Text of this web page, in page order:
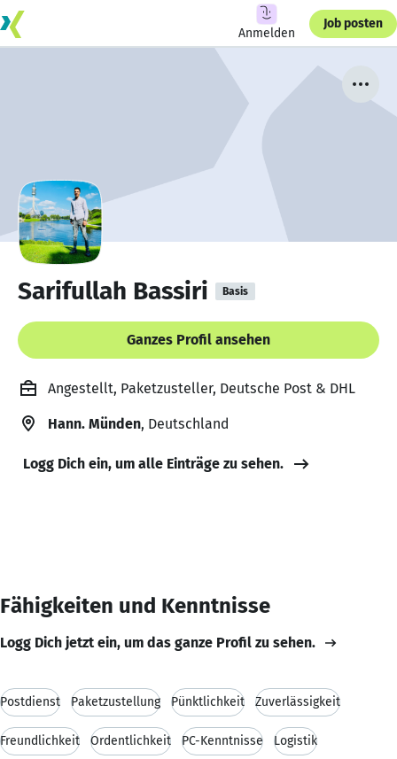
Anmelden
Job posten
Sarifullah Bassiri Basis
Ganzes Profil ansehen
Angestellt, Paketzusteller, Deutsche Post & DHL
Hann. Münden, Deutschland
Logg Dich ein, um alle Einträge zu sehen.
Fähigkeiten und Kenntnisse
Logg Dich jetzt ein, um das ganze Profil zu sehen.
Postdienst Paketzustellung Pünktlichkeit Zuverlässigkeit
Freundlichkeit Ordentlichkeit PC-Kenntnisse Logistik